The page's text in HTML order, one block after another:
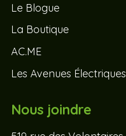
Le Blogue
La Boutique
AC.ME
Les Avenues Électriques
Nous joindre